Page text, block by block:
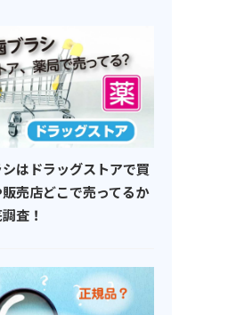
はドラッグストアで買
売店どこで売ってるか
査！